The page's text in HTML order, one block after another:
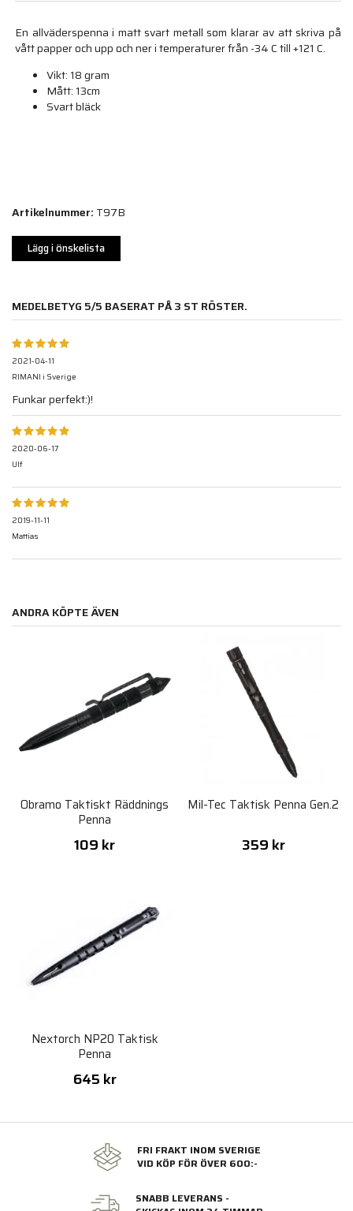
En allväderspenna i matt svart metall som klarar av att skriva på
vått papper och upp och ner i temperaturer från -34 C till +121 C.
Vikt: 18 gram
Mått: 13cm
Svart bläck
Artikelnummer: T97B
Lägg i önskelista
MEDELBETYG 5/5 BASERAT PÅ3 ST RÖSTER.
2021-04-11
RIMANI i Sverige
Funkar perfekt:)!
2020-06-17
Ulf
2019-11-11
Mattias
ANDRA KÖPTE ÄVEN
Obramo Taktiskt Räddnings
Penna
109 kr
Mil-Tec Taktisk Penna Gen.2
359 kr
Nextorch NP20 Taktisk
Penna
645 kr
FRI FRAKT INOM SVERIGE
VID KÖP FÖR ÖVER 600:-
SNABB LEVERANS -